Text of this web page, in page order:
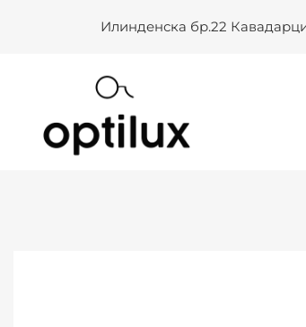
Илинденска бр.22